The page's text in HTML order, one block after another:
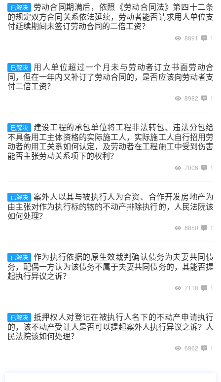
已解决
劳动合同期满后，依照《劳动合同法》第四十二条
的规定双方合同关系依法延续，劳动者能否请求用人单位支
付延续期间未签订劳动合同的二倍工资？
8891 1
已解决
用人单位超过一个月未与劳动者订立书面劳动合
同，但在一年内又补订了劳动合同的，是否应该向劳动者支
付二倍工资？
8982 1
已解决
建设工程的承包单位将工程非法转包、违法分包给
不具备用工主体资格的实际施工人，实际施工人自行招用劳
动者的用工关系如何认定，及劳动者在工程施工中受到伤害
能否主张劳动关系项下的权利？
7006 1
已解决
案外人以其与被执行人为合资、合作开发房地产为
由主张对作为执行标的物的不动产排除执行的，人民法院该
如何处理？
6850 1
已解决
作为执行依据的原生效裁判确认债务为夫妻共同债
务，配偶一方认为该债务不属于夫妻共同债务的，其能否提
起执行异议之诉？
7118 1
已解决
抵押权人对登记在被执行人名下的不动产申请执行
的，该不动产受让人是否可以提起案外人执行异议之诉？人
民法院该如何处理？
6962 1